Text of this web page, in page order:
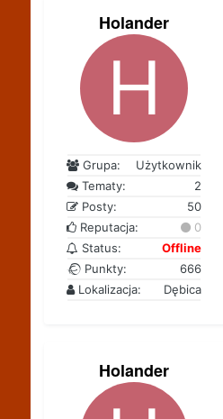
Holander
Grupa:
Użytkownik
Tematy:
2
Posty:
50
Reputacja:
0
Status:
Offline
Punkty:
666
Lokalizacja:
Dębica
Holander